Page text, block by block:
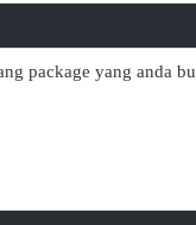
package yang anda